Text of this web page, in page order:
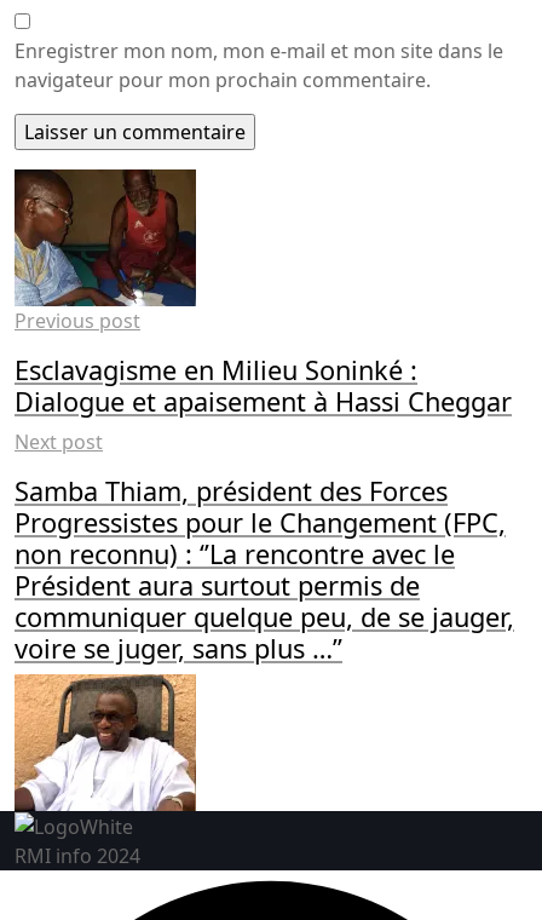
Enregistrer mon nom, mon e-mail et mon site dans le
navigateur pour mon prochain commentaire.
Previous post
Esclavagisme en Milieu Soninké :
Dialogue et apaisement à Hassi Cheggar
Next post
Samba Thiam, président des Forces
Progressistes pour le Changement (FPC,
non reconnu) : ‘’La rencontre avec le
Président aura surtout permis de
communiquer quelque peu, de se jauger,
voire se juger, sans plus …’’
RMI info 2024